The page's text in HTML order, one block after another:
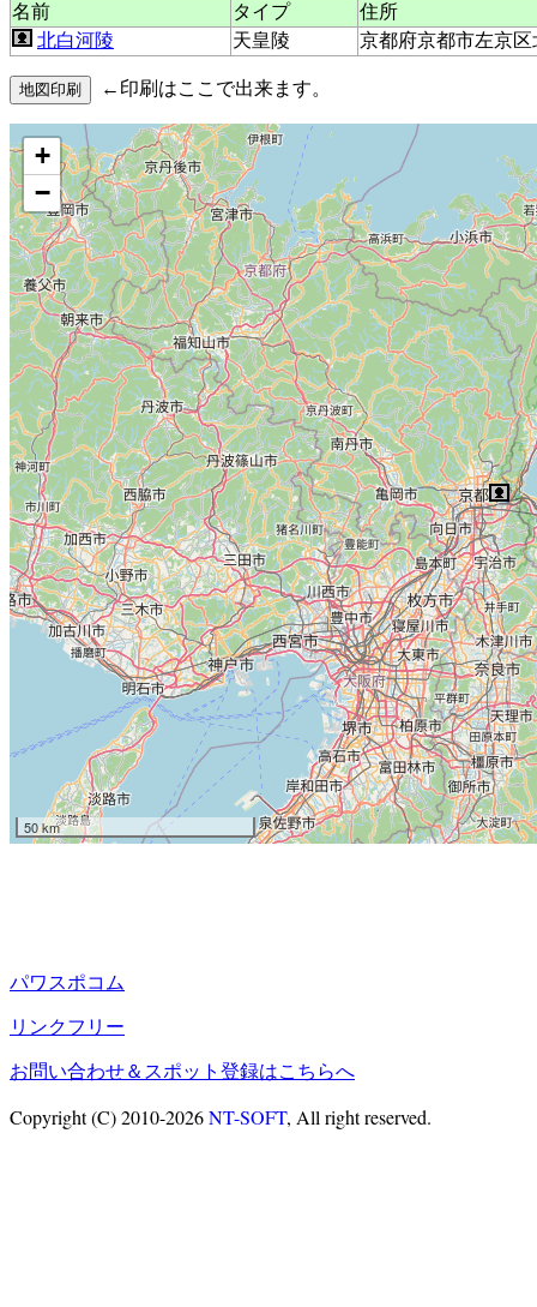
名前 タイプ
住所
北白河陵
天皇陵 京都府京都市左京
←印刷はここで出来ます。
+
−
50 km
パワスポコム
リンクフリー
お問い合わせ＆スポット登録はこちらへ
Copyright (C) 2010-2026NT-SOFT, All right reserved.